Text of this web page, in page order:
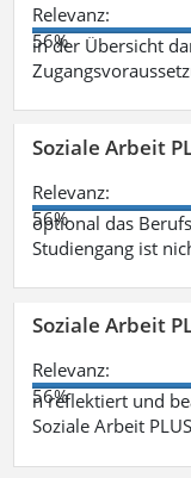
Relevanz:
56%
in der Übersicht
Soziale Arbeit
Relevanz:
56%
optional das
Studiengang ist
Soziale Arbeit
Relevanz:
56%
n reflektiert und
Soziale Arbeit